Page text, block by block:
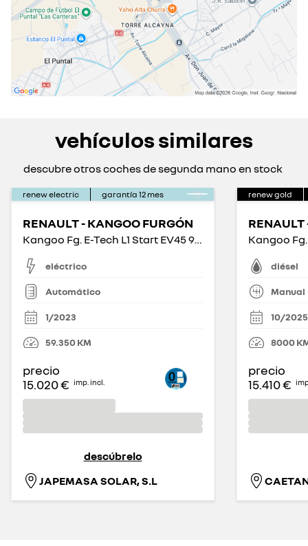
vehículos similares
descubre otros coches de segunda mano en stock
renew electric garantía 12 mes
RENAULT - KANGOO FURGÓN
Kangoo Fg. E-Tech L1 Start EV45 90kW 22kWh
eléctrico
Automático
1/2023
59.350KM
precio
15.020 € imp. incl.
descúbrelo
JAPEMASA SOLAR, S.L
renew gold
RENAULT
diésel
Manual
10/2025
8000
precio
15.410 €